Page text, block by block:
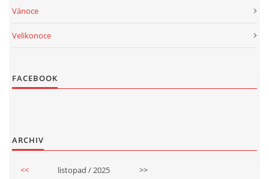
Vánoce
Velikonoce
FACEBOOK
ARCHIV
<< listopad / 2025 >>